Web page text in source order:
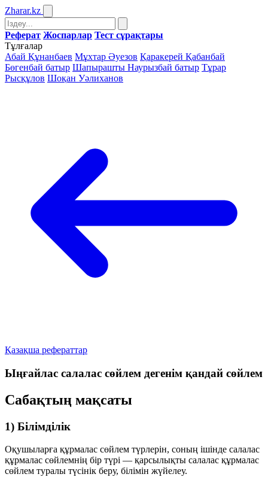
Zharar.kz
Реферат Жоспарлар Тест сұрақтары
Тұлғалар
Абай Құнанбаев Мұхтар Әуезов Қаракерей Қабанбай
Бөгенбай батыр Шапырашты Наурызбай батыр Тұрар
Рысқұлов Шоқан Уәлиханов
Қазақша рефераттар
Ыңғайлас салалас сөйлем дегенім қандай сөйлем
Сабақтың мақсаты
1) Білімділік
Оқушыларға құрмалас сөйлем түрлерін, соның ішінде салалас
құрмалас сөйлемнің бір түрі — қарсылықты салалас құрмалас
сөйлем туралы түсінік беру, білімін жүйелеу.